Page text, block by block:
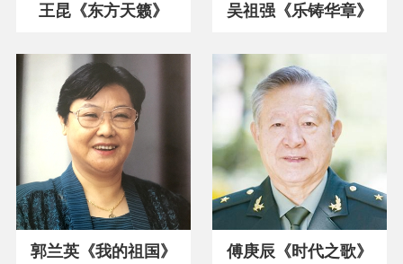
王昆《东方天籁》 吴祖强《乐铸华章》
郭兰英《我的祖国》 傅庚辰《时代之歌》